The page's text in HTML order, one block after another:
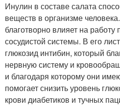
Инулин в составе салата
веществ в организме
благотворно влияет на работу
сосудистой системы. В его
глюкозид интибин, который
нервную систему и
и благодаря которому они
помогает снизить уровень
крови диабетиков и тучных